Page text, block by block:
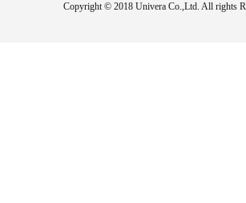
Copyright © 2018 Univera Co.,Ltd. All rights